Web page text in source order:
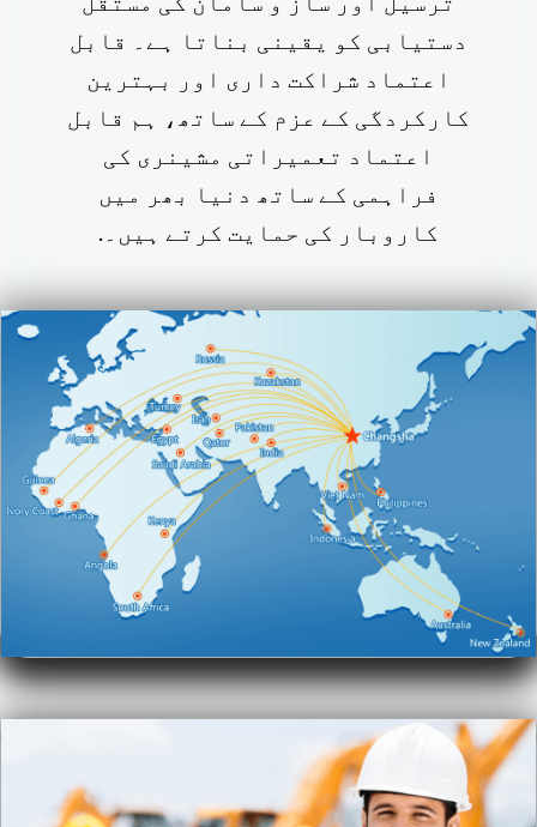
دستیابی کو یقینی بناتا ہے۔ قابل
اعتماد شراکت داری اور بہترین
کارکردگی کے عزم کے ساتھ، ہم قابل
اعتماد تعمیراتی مشینری کی
فراہمی کے ساتھ دنیا بھر میں
کاروبار کی حمایت کرتے ہیں۔.